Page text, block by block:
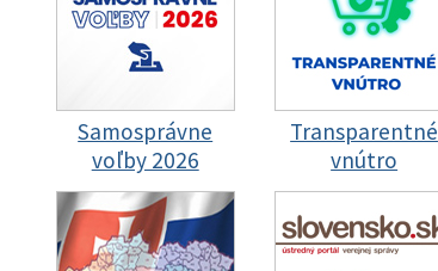
Samosprávne
voľby 2026
Transparentné
vnútro